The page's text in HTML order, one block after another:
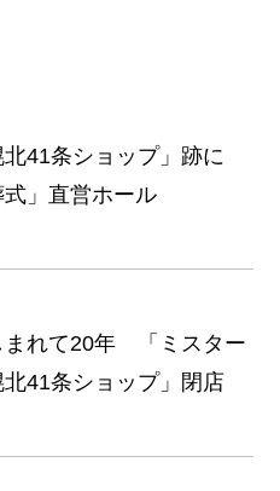
北41条ショップ」跡に
式」直営ホール
まれて20年 「ミスター
北41条ショップ」閉店